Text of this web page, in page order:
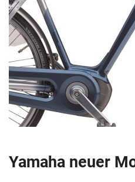
Yamaha neuer